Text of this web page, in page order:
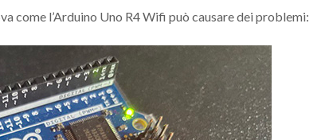
come l’Arduino Uno R4 Wifi può causare dei problemi: